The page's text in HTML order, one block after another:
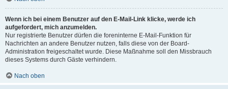
Wenn ich bei einem Benutzer auf den E-Mail-Link klicke, werde ich
aufgefordert, mich anzumelden.
Nur registrierte Benutzer dürfen die foreninterne E-Mail-Funktion für
Nachrichten an andere Benutzer nutzen, falls diese von der Board-
Administration freigeschaltet wurde. Diese Maßnahme soll den Missbrauch
dieses Systems durch Gäste verhindern.
Nach oben